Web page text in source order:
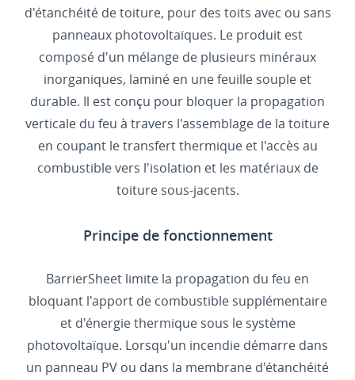
d'étanchéité de toiture, pour des toits avec ou sans
panneaux photovoltaïques. Le produit est
composé d'un mélange de plusieurs minéraux
inorganiques, laminé en une feuille souple et
durable. Il est conçu pour bloquer la propagation
verticale du feu à travers l'assemblage de la toiture
en coupant le transfert thermique et l'accès au
combustible vers l'isolation et les matériaux de
toiture sous-jacents.
Principe de fonctionnement
BarrierSheet limite la propagation du feu en
bloquant l'apport de combustible supplémentaire
et d'énergie thermique sous le système
photovoltaïque. Lorsqu'un incendie démarre dans
un panneau PV ou dans la membrane d'étanchéité